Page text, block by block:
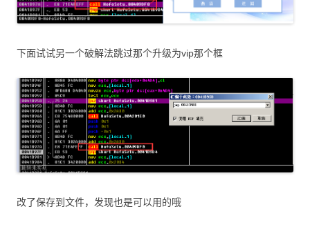
下面试试另一个破解法跳过那个升级为vip那个框
改了保存到文件，发现也是可以用的哦